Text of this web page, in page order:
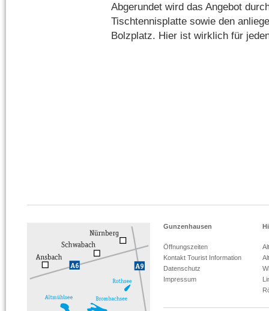
Abgerundet wird das Angebot
Tischtennisplatte sowie den
Bolzplatz. Hier ist wirklich für
Gunzenhausen
Öffnungszeiten
Kontakt Tourist Information
Datenschutz
Impressum